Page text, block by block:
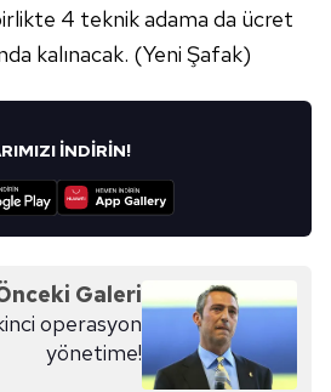
4 teknik adama da ücret
kalınacak. (Yeni Şafak)
İNDİRİN!
Galeri
operasyon
yönetime!